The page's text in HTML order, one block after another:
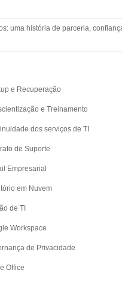
uma história de parceria,
e Recuperação
e Treinamento
dos serviços de TI
de Suporte
Empresarial
em Nuvem
de TI
Workspace
de Privacidade
Office